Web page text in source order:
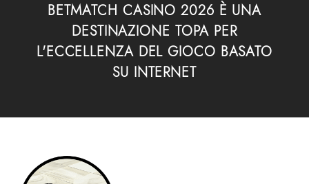
BETMATCH CASINO 2026 È UNA
DESTINAZIONE TOPA PER
L'ECCELLENZA DEL GIOCO BASATO
SU INTERNET